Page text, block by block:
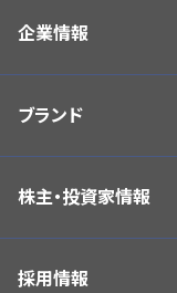
企業情報
ブランド
株主・投資家情報
採用情報